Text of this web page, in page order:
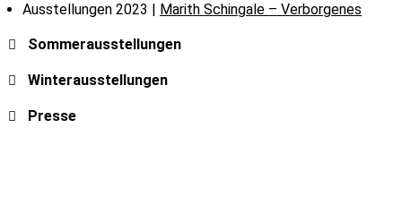
Ausstellungen 2023 | Marith Schingale – Verborgenes
Sommerausstellungen
Winterausstellungen
Presse